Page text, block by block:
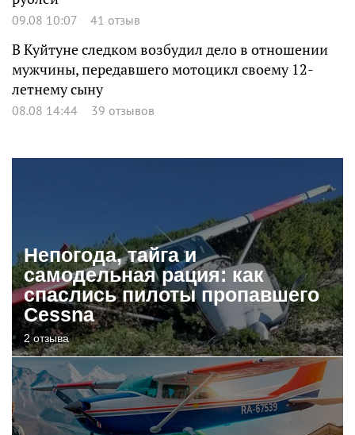
09.08 10:07 41 отзыв
В Куйтуне следком возбудил дело в отношении
мужчины, передавшего мотоцикл своему 12-
летнему сыну
08.08 14:44 39 отзывов
Непогода, тайга и
самодельная рация: как
спаслись пилоты пропавшего
Cessna
2 отзыва